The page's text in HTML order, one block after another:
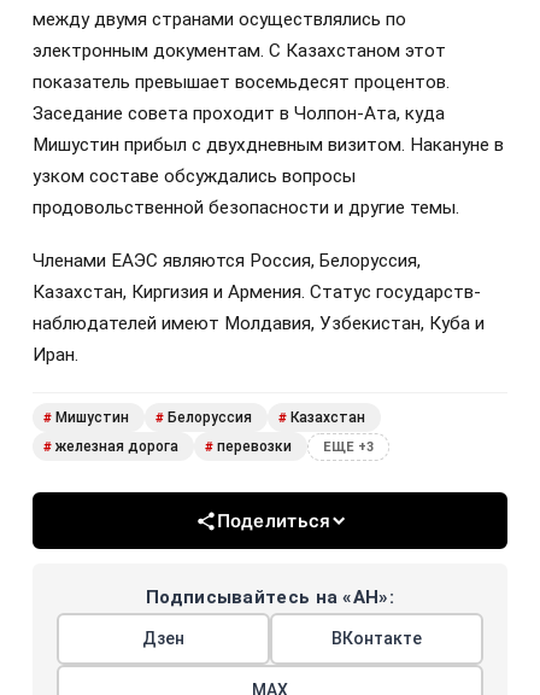
между двумя странами осуществлялись по
электронным документам. С Казахстаном этот
показатель превышает восемьдесят процентов.
Заседание совета проходит в Чолпон-Ата, куда
Мишустин прибыл с двухдневным визитом. Накануне в
узком составе обсуждались вопросы
продовольственной безопасности и другие темы.
Членами ЕАЭС являются Россия, Белоруссия,
Казахстан, Киргизия и Армения. Статус государств-
наблюдателей имеют Молдавия, Узбекистан, Куба и
Иран.
# Мишустин # Белоруссия # Казахстан
# железная дорога # перевозки ЕЩЕ +3
Поделиться
Подписывайтесь на «АН»:
Дзен ВКонтакте
МАХ